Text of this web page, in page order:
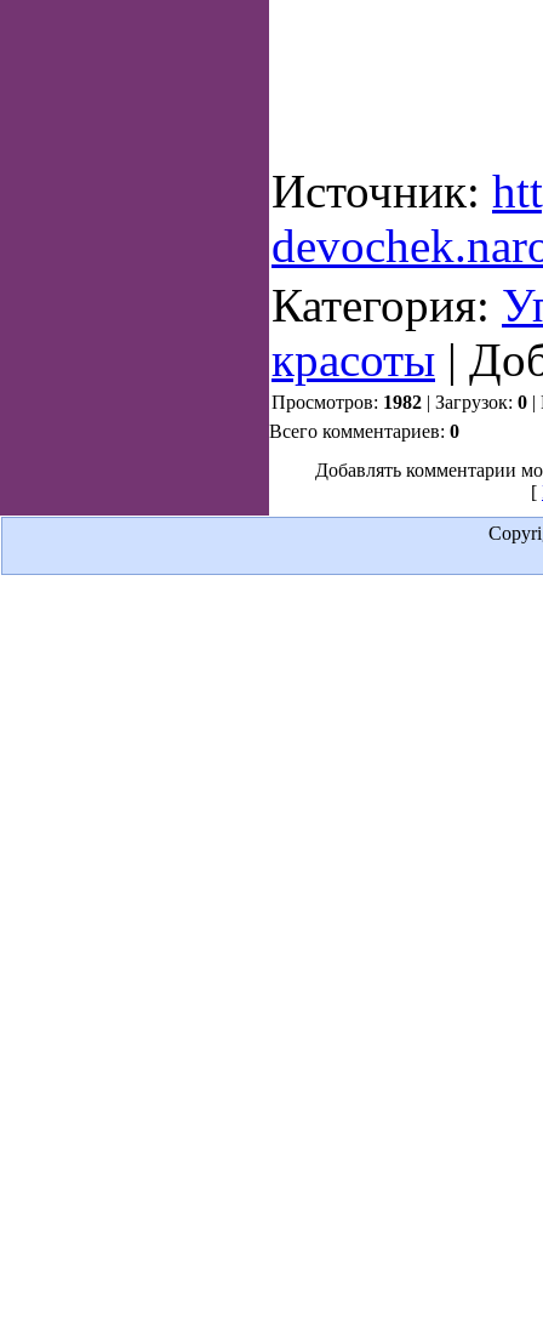
Источник:
Категория:
красоты |
Просмотров: 1982 | Загрузок: 0 |
Всего комментариев: 0
Добавлять комментарии
[